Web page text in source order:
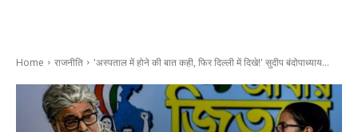
Home राजनीति 'अस्पताल में होने की बात कही, फिर दिल्ली में दिखे!' सुदीप बंदोपाध्याय...